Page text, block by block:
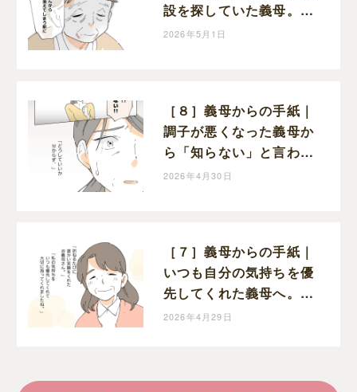
設を探していた義母。も
っと早く感謝を伝えたか
2026年5月1日
［８］義母からの手紙｜
調子が悪くなった義母か
ら「知らない」と言われ
てショックを受ける嫁
2026年4月30日
［７］義母からの手紙｜
いつも自分の気持ちを優
先してくれた義母へ。嫁
から今までの感謝の気持
2026年4月29日